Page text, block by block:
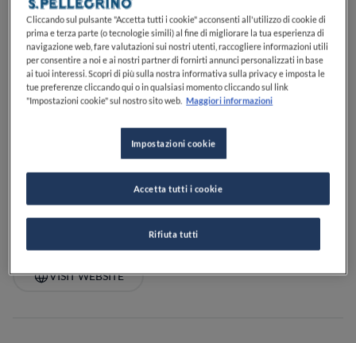
0 0 0 0 0
Piazza Giuseppe Garibaldi, 957031 CapoliveriLIItalia
Sabato,18:30-23:00
VISIT WEBSITE
Cliccando sul pulsante "Accetta tutti i cookie" acconsenti all'utilizzo di cookie di
prima e terza parte (o tecnologie simili) al fine di migliorare la tua esperienza di
navigazione web, fare valutazioni sui nostri utenti, raccogliere informazioni utili
per consentire a noi e ai nostri partner di fornirti annunci personalizzati in base
ai tuoi interessi. Scopri di più sulla nostra informativa sulla privacy e imposta le
tue preferenze cliccando qui o in qualsiasi momento cliccando sul link
"Impostazioni cookie" sul nostro sito web. Maggiori informazioni
Impostazioni cookie
Rifiuta tutti
Accetta tutti i cookie